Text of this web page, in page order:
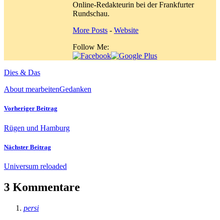
Online-Redakteurin bei der Frankfurter
Rundschau.
More Posts - Website
Follow Me:
Dies & Das
About mearbeitenGedanken
Vorheriger Beitrag
Rügen und Hamburg
Nächster Beitrag
Universum reloaded
3 Kommentare
persi